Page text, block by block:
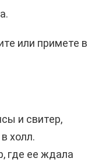
или примете в
и свитер,
холл.
где ее ждала